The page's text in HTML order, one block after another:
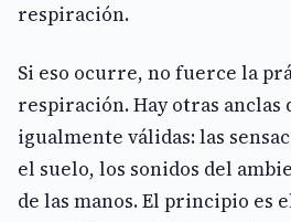
respiración.
Si eso ocurre, no fuerce la
respiración. Hay otras anclas
igualmente válidas: las
el suelo, los sonidos del
de las manos. El principio es